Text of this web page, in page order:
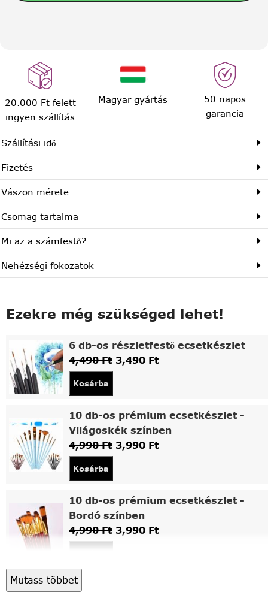
20.000 Ft felett
ingyen szállítás
Magyar gyártás
50 napos
garancia
Szállítási idő
Fizetés
Vászon mérete
Csomag tartalma
Mi az a számfestő?
Nehézségi fokozatok
Ezekre még szükséged lehet!
6 db-os részletfestő ecsetkészlet
4,490Ft 3,490 Ft
Kosárba
10 db-os prémium ecsetkészlet -
Világoskék színben
4,990Ft 3,990 Ft
Kosárba
10 db-os prémium ecsetkészlet -
Bordó színben
4,990Ft 3,990 Ft
Asztali fa festőállvány
Mutass többet